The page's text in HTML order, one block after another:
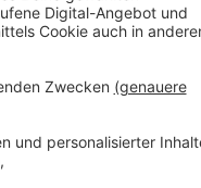
zumAntenne
Düsseldorf-App